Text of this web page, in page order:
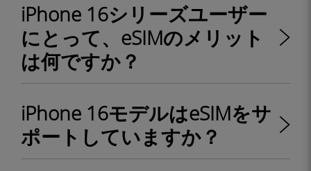
iPhone 16シリーズユーザー
にとって、eSIMのメリット
は何ですか？
iPhone 16モデルはeSIMをサ
ポートしていますか？